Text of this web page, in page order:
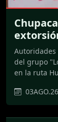
Autoridades
del grupo
en la ruta